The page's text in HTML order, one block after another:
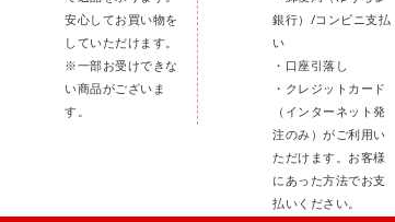
安心してお買い物を
していただけます。
※一部お受けできな
い商品がございま
す。
銀行）/コンビニ支払
い
・口座引落し
・クレジットカード
（インターネット発
注のみ）がご利用い
ただけます。お客様
にあった方法でお支
払いください。